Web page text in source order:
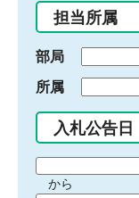
入
力
担当所属
部局
所属
入札公告日
間から